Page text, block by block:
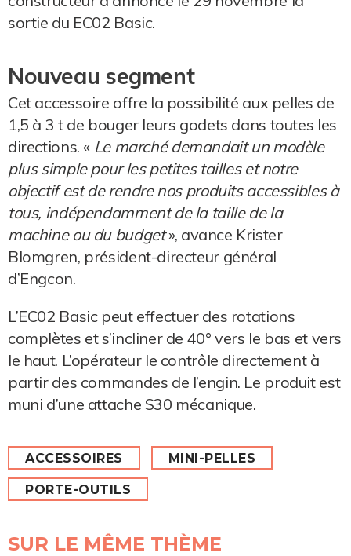
sortie du EC02 Basic.
Nouveau segment
Cet accessoire offre la possibilité aux pelles de
1,5 à 3 t de bouger leurs godets dans toutes les
directions. « Le marché demandait un modèle
plus simple pour les petites tailles et notre
objectif est de rendre nos produits accessibles à
tous, indépendamment de la taille de la
machine ou du budget», avance Krister
Blomgren, président-directeur général
d’Engcon.
L’EC02 Basic peut effectuer des rotations
complètes et s’incliner de 40° vers le bas et vers
le haut. L’opérateur le contrôle directement à
partir des commandes de l’engin. Le produit est
muni d’une attache S30 mécanique.
ACCESSOIRES MINI-PELLES
PORTE-OUTILS
SUR LE MÊME THÈME